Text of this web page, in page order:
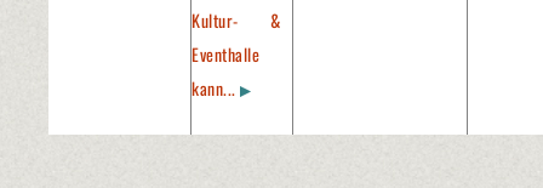
Kultur- &
Eventhalle
kann...